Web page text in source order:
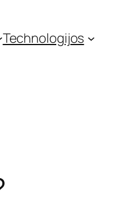
Technologijos